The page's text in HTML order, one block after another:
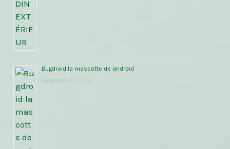
Bugdroid la mascotte de android
novembre 21, 2023